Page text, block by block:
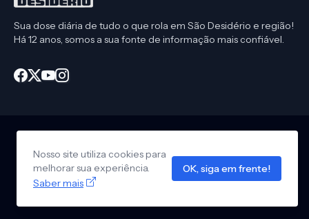
Sua dose diária de tudo o que rola em São Desidério e região!
Há 12 anos, somos a sua fonte de informação mais confiável.
Design by - Info São Desidério
InícioCEP São DesidérioPolítica de Privacidade
Anuncie em nosso site
Nosso site utiliza cookies para
melhorar sua experiência.
Saber mais
OK, siga em frente!